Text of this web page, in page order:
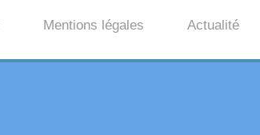
Mentions légales Actualité